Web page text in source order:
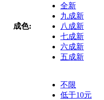
成色:
全新
九成新
八成新
七成新
六成新
五成新
不限
低于10元